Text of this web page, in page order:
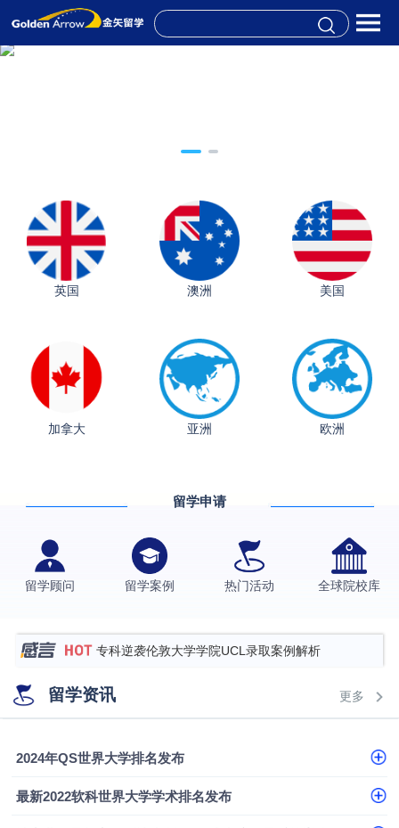
英国 澳洲 美国
加拿大 亚洲 欧洲
留学申请
留学顾问 留学案例 热门活动 全球院校库
从上海财大2+2到谢菲尔德：低均分逆袭QS百强金
西南财经大学投资学背景，成功斩获英国名校多份
上海财经大学经济学背景成功斩获爱丁堡大学经济学
专科逆袭伦敦大学学院UCL录取案例解析
香港浸会大学伦理与公共事务硕士录取
从上海财大2+2到谢菲尔德：低均分逆袭QS百强金
留学资讯 更多
2024年QS世界大学排名发布
最新2022软科世界大学学术排名发布